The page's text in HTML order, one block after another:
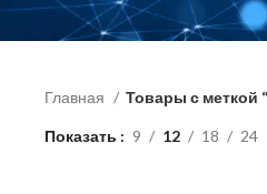
Главная Товары с меткой
Показать 9 12 18 24